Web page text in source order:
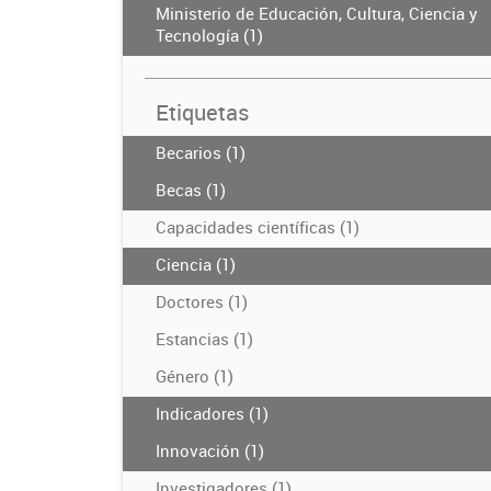
Ministerio de Educación, Cultura, Ciencia y
Tecnología (1)
Etiquetas
Becarios (1)
Becas (1)
Capacidades científicas (1)
Ciencia (1)
Doctores (1)
Estancias (1)
Género (1)
Indicadores (1)
Innovación (1)